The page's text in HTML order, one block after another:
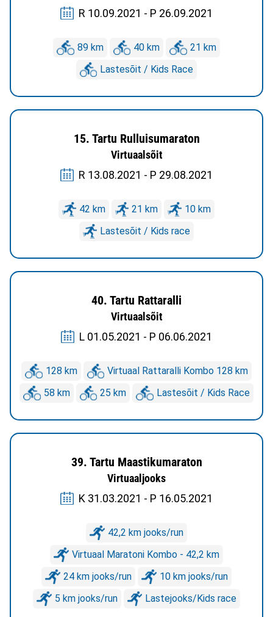
R 10.09.2021 - P 26.09.2021
89 km 40 km
21 km
Lastesõit / Kids Race
15. Tartu Rulluisumaraton
Virtuaalsõit
R 13.08.2021 - P 29.08.2021
42 km 21 km
10 km
Lastesõit / Kids race
40. Tartu Rattaralli
Virtuaalsõit
L 01.05.2021 - P 06.06.2021
128 km
Virtuaal Rattaralli Kombo 128 km
58 km
25 km Lastesõit / Kids Race
39. Tartu Maastikumaraton
Virtuaaljooks
K 31.03.2021 - P 16.05.2021
42,2 km jooks/run
Virtuaal Maratoni Kombo - 42,2 km
24 km jooks/run
10 km jooks/run
5 km jooks/run
Lastejooks/Kids race